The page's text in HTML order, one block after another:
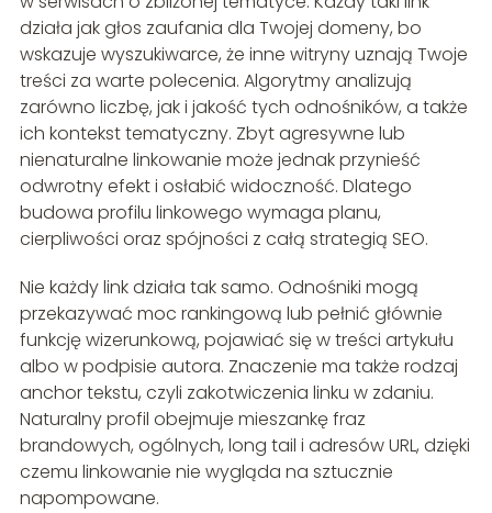
działa jak głos zaufania dla Twojej domeny, bo
wskazuje wyszukiwarce, że inne witryny uznają Twoje
treści za warte polecenia. Algorytmy analizują
zarówno liczbę, jak i jakość tych odnośników, a także
ich kontekst tematyczny. Zbyt agresywne lub
nienaturalne linkowanie może jednak przynieść
odwrotny efekt i osłabić widoczność. Dlatego
budowa profilu linkowego wymaga planu,
cierpliwości oraz spójności z całą strategią SEO.
Nie każdy link działa tak samo. Odnośniki mogą
przekazywać moc rankingową lub pełnić głównie
funkcję wizerunkową, pojawiać się w treści artykułu
albo w podpisie autora. Znaczenie ma także rodzaj
anchor tekstu, czyli zakotwiczenia linku w zdaniu.
Naturalny profil obejmuje mieszankę fraz
brandowych, ogólnych, long tail i adresów URL, dzięki
czemu linkowanie nie wygląda na sztucznie
napompowane.